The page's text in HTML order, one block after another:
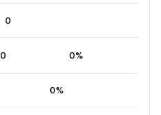
0
0 0%
0%